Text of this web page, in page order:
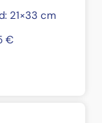
21×33 cm
€